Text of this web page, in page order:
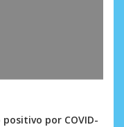
por COVID-